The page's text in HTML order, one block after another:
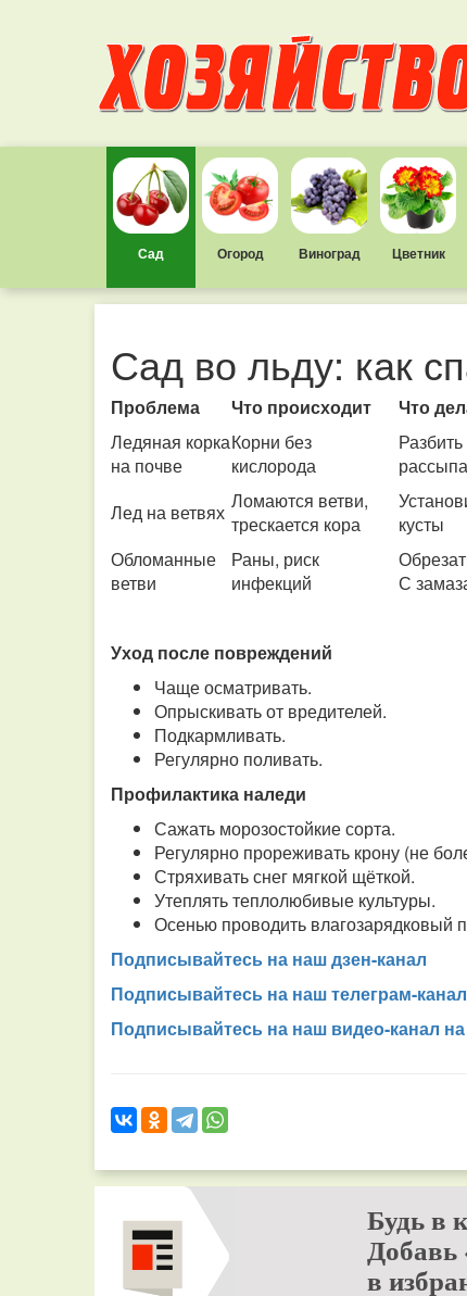
Сад Огород Виноград Цветник
Сад во льду: как
Проблема Что происходит Что
Ледяная корка
на почве
Корни без
кислорода
Лед на ветвях Ломаются ветви,
трескается кора
кусты
Обломанные
ветви
Раны, риск
инфекций
С
Уход после повреждений
Чаще осматривать.
Опрыскивать от вредителей.
Подкармливать.
Регулярно поливать.
Профилактика наледи
Сажать морозостойкие сорта.
Регулярно прореживать крону (не
Стряхивать снег мягкой щёткой.
Утеплять теплолюбивые культуры.
Осенью проводить влагозарядковый
Подписывайтесь на наш дзен-канал
Подписывайтесь на наш телеграм-канал
Подписывайтесь на наш видео-канал
Будь в
Добавь
в